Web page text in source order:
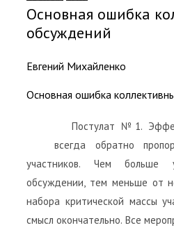
Основная ошибка
обсуждений
Евгений Михайленко
Основная ошибка
Постулат №1.
всегда обратно
участников. Чем больше
обсуждении, тем меньше от
набора критической массы
смысл окончательно. Все